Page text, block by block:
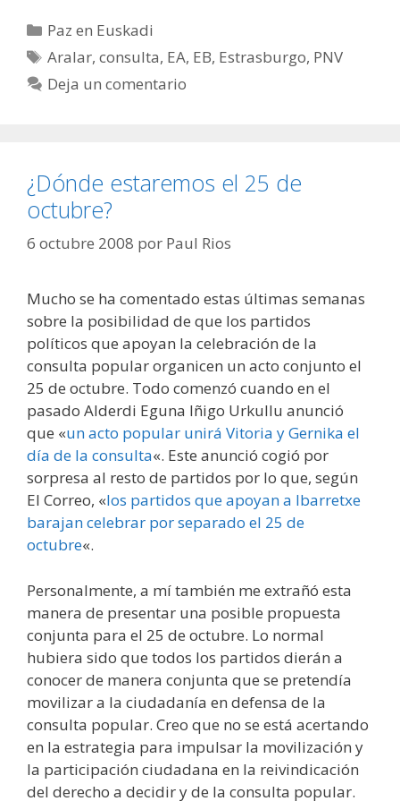
Categorías
Paz en Euskadi
Etiquetas
Aralar,consulta, EA, EB, Estrasburgo, PNV
Deja un comentario
¿Dónde estaremos el 25 de
octubre?
6 octubre 2008 por Paul Rios
Mucho se ha comentado estas últimas semanas
sobre la posibilidad de que los partidos
políticos que apoyan la celebración de la
consulta popular organicen un acto conjunto el
25 de octubre. Todo comenzó cuando en el
pasado Alderdi Eguna Iñigo Urkullu anunció
que «un acto popular unirá Vitoria y Gernika el
día de la consulta«. Este anunció cogió por
sorpresa al resto de partidos por lo que, según
El Correo, «los partidos que apoyan a Ibarretxe
barajan celebrar por separado el 25 de
octubre«.
Personalmente, a mí también me extrañó esta
manera de presentar una posible propuesta
conjunta para el 25 de octubre. Lo normal
hubiera sido que todos los partidos dierán a
conocer de manera conjunta que se pretendía
movilizar a la ciudadanía en defensa de la
consulta popular. Creo que no se está acertando
en la estrategia para impulsar la movilización y
la participación ciudadana en la reivindicación
del derecho a decidir y de la consulta popular.